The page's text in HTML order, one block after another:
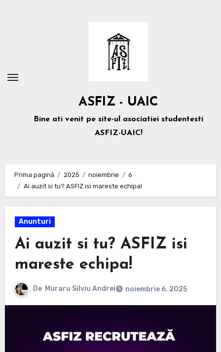
ASFIZ - UAIC
Bine ati venit pe site-ul asociatiei studentesti
ASFIZ-UAIC!
Prima pagină 2025 noiembrie
6
Ai auzit si tu? ASFIZ isi mareste echipa!
Anunturi
Ai auzit si tu? ASFIZ isi
mareste echipa!
De Muraru Silviu Andrei noiembrie 6, 2025